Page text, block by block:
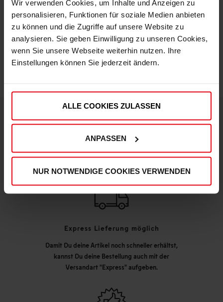
Wir verwenden Cookies, um Inhalte und Anzeigen zu
personalisieren, Funktionen für soziale Medien anbieten
zu können und die Zugriffe auf unsere Website zu
analysieren. Sie geben Einwilligung zu unseren Cookies,
wenn Sie unsere Webseite weiterhin nutzen. Ihre
Einstellungen können Sie jederzeit ändern.
ALLE COOKIES ZULASSEN
ANPASSEN
NUR NOTWENDIGE COOKIES VERWENDEN
IN DEN WARENKORB
DEINE VORTEILE IN UNSEREM SHOP
Express Lieferung möglich
Damit Du deine Artikel noch schneller erhältst,
kannst Du deine Bestellung auch mit der
Versandart "Express" aufgeben.